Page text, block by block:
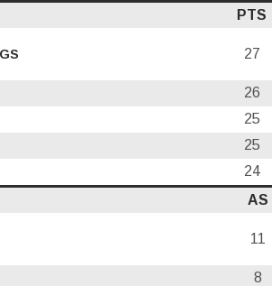
PTS
27
26
25
25
24
AS
11
8